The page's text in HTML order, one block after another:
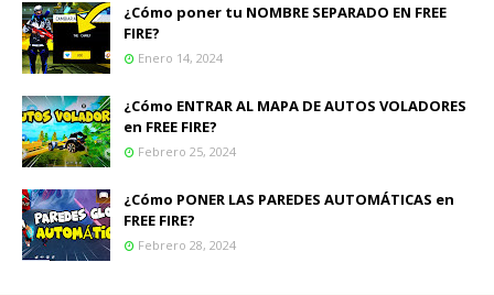
¿Cómo poner tu NOMBRE SEPARADO EN FREE
FIRE?
Enero 14, 2024
¿Cómo ENTRAR AL MAPA DE AUTOS VOLADORES
en FREE FIRE?
Febrero 25, 2024
¿Cómo PONER LAS PAREDES AUTOMÁTICAS en
FREE FIRE?
Febrero 28, 2024